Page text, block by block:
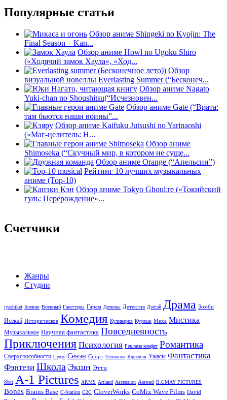
Популярные статьи
Обзор аниме Shingeki no Kyojin: The
Final Season – Kan...
Обзор аниме Howl no Ugoku Shiro
(«Ходячий замок Хаула», «Ход...
Обзор
визуальной новеллы Everlasting Summer (“Бесконеч...
Обзор аниме Nagato
Yuki-chan no Shoushitsu(“Исчезновен...
Обзор аниме Gate (“Врата:
там бьются наши воины”...
Обзор аниме Kaifuku Jutsushi no Yarinaoshi
(«Маг-целитель: Н...
Обзор аниме
Shimoseka (“Скучный мир, в котором не суще...
Обзор аниме Orange (“Апельсин”)
Рейтинг 10 лучших музыкальных
аниме (Top-10)
Обзор аниме Tokyo Ghoul:re («Токийский
гуль: Перерождение»...
Счетчики
Жанры
Студии
iyashikei Боевик Военный Гангстеры Гарем Демоны Детектив Дзёсэй Драма Зомби
Исекай Историческое Комедия Кулинария Курлык Меха Мистика
Музыкальное Научная фантастика Повседневность
Приключения Психология Реклама конфет Романтика
Сверхспособности Сёдзё Сёнэн Спорт Тентакли Торговля Ужасы Фантастика
Фэнтези Школа Экшн Этти
8bit A-1 Pictures ARMS Artland Ascension Asread B.CMAY PICTURES
Bones Brains Base C-Station C2C CloverWorks CoMix Wave Films David